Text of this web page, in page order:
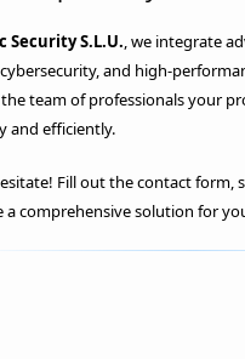
Security S.L.U., we integrate
and high-
team of professionals your
and efficiently.
Fill out the contact form,
a comprehensive solution for